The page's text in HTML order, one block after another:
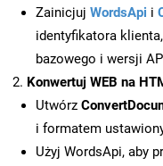
Zainicjuj WordsApi i
identyfikatora
bazowego i wersji
Konwertuj WEB na
Utwórz
i formatem
Użyj WordsApi, aby